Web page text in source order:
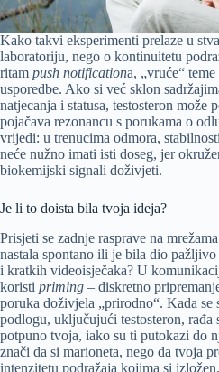
Kako takvi eksperimenti prelaze u
laboratoriju, nego o kontinuitetu
ritam push notificationa, „vruće“ teme
usporedbe. Ako si već sklon
natjecanja i statusa, testosteron može
pojačava rezonancu s porukama o
vrijedi: u trenucima odmora,
neće nužno imati isti doseg, jer
biokemijski signali doživjeti.
Je li to doista bila tvoja ideja?
Prisjeti se zadnje rasprave na
nastala spontano ili je bila dio
i kratkih videoisječaka? U
koristi priming – diskretno
poruka doživjela „prirodno“. Kada se
podlogu, uključujući testosteron, rađa
potpuno tvoja, iako su ti putokazi do
znači da si marioneta, nego da tvoja
intenzitetu podražaja kojima si izložen.